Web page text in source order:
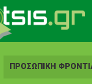
ΠΡΟΣΩΠΙΚΉ